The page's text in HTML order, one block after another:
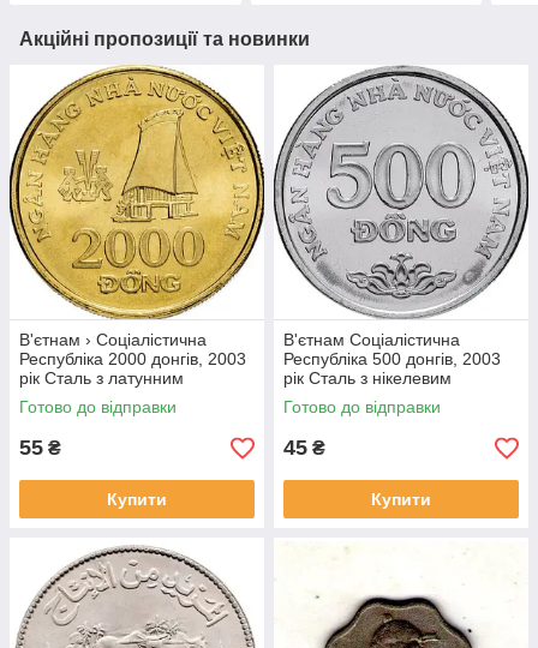
Акційні пропозиції та новинки
В'єтнам › Соціалістична
Республіка 2000 донгів, 2003
рік Сталь з латунним
покриттям, 5g, ø 23.92mm
№1902
Готово до відправки
55 ₴
Купити
В'єтнам Соціалістична
Республіка 500 донгів, 2003
рік Сталь з нікелевим
покриттям, 4.5g, ø 21.86mm
№1907
Готово до відправки
45 ₴
Купити